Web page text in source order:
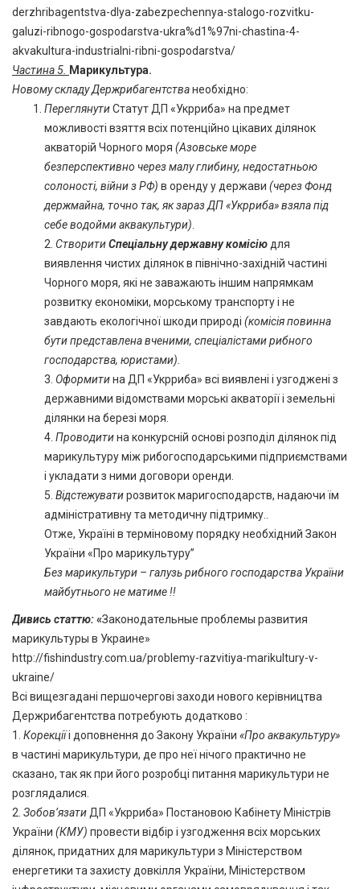
derzhribagentstva-dlya-zabezpechennya-stalogo-rozvitku-
galuzi-ribnogo-gospodarstva-ukra%d1%97ni-chastina-4-
akvakultura-industrialni-ribni-gospodarstva/
Частина 5.
Марикультура.
Новому складу Держрибагентстванеобхідно:
ПереглянутиСтатут ДП «Укрриба» на предмет
можливості взяття всіх потенційно цікавих ділянок
акваторій Чорного моря (Азовське море
безперспективно через малу глибину, недостатньою
солоності, війни з РФ) в оренду у держави (через Фонд
держмайна, точно так, як зараз ДП «Укрриба» взяла під
себе водойми аквакультури)
2. СтворитиСпеціальну державну комісію для
виявлення чистих ділянок в північно-західній частині
Чорного моря, які не заважають іншим напрямкам
розвитку економіки, морському транспорту і не
завдають екологічної шкоди природі (комісія повинна
бути представлена ​​вченими, спеціалістами рибного
господарства, юристами).
3. Оформитина ДП «Укрриба» всі виявлені і узгоджені з
державними відомствами морські акваторії і земельні
ділянки на березі моря.
4. Проводитина конкурсній основі розподіл ділянок під
марикультуру між рибогосподарськими підприємствами
і укладати з ними договори оренди.
5. Відстежуватирозвиток маригосподарств, надаючи їм
адміністративну та методичну підтримку..
Отже, Україні в терміновому порядку необхідний Закон
України «Про марикультуру”
Без марикультури – галузь рибного господарства України
майбутнього не матиме !!
Дивись статтю:«Законодательные проблемы развития
марикультуры в Украине»
http://fishindustry.com.ua/problemy-razvitiya-marikultury-v-
ukraine/
Всі вищезгадані першочергові заходи нового керівництва
Держрибагентства потребують додатково :
1. Корекціїі доповнення до Закону України «Про аквакультуру»
в частині марикультури, де про неї нічого практично не
сказано, так як при його розробці питання марикультури не
розглядалися.
2. Зобов’язати ДП «Укрриба» Постановою Кабінету Міністрів
України (КМУ) провести відбір і узгодження всіх морських
ділянок, придатних для марикультури з Міністерством
енергетики та захисту довкілля України, Міністерством